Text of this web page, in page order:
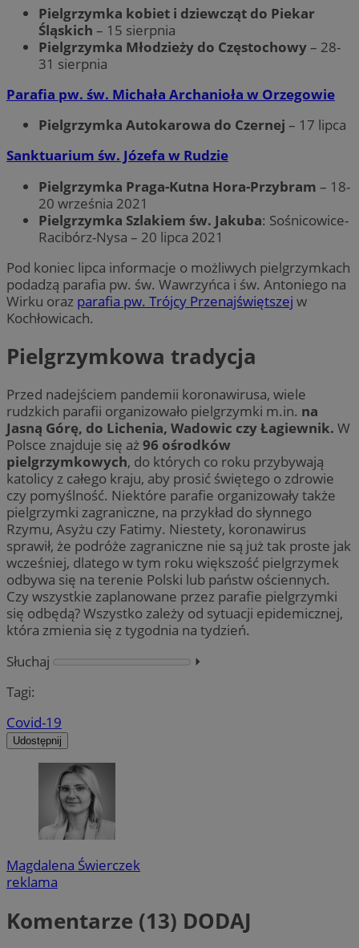
Pielgrzymka kobiet i dziewcząt do Piekar
Śląskich – 15 sierpnia
Pielgrzymka Młodzieży do Częstochowy– 28-
31 sierpnia
Parafia pw. św. Michała Archanioła w Orzegowie
Pielgrzymka Autokarowa do Czernej – 17 lipca
Sanktuarium św. Józefa w Rudzie
Pielgrzymka Praga-Kutna Hora-Przybram – 18-
20 września 2021
Pielgrzymka Szlakiem św. Jakuba: Sośnicowice-
Racibórz-Nysa – 20 lipca 2021
Pod koniec lipca informacje o możliwych pielgrzymkach
podadzą parafia pw. św. Wawrzyńca i św. Antoniego na
Wirku oraz parafia pw. Trójcy Przenajświętszej w
Kochłowicach.
Pielgrzymkowa tradycja
Przed nadejściem pandemii koronawirusa, wiele
rudzkich parafii organizowało pielgrzymki m.in. na
Jasną Górę, do Lichenia, Wadowic czy Łagiewnik. W
Polsce znajduje się aż96 ośrodków
pielgrzymkowych, do których co roku przybywają
katolicy z całego kraju, aby prosić świętego o zdrowie
czy pomyślność. Niektóre parafie organizowały także
pielgrzymki zagraniczne, na przykład do słynnego
Rzymu, Asyżu czy Fatimy. Niestety, koronawirus
sprawił, że podróże zagraniczne nie są już tak proste jak
wcześniej, dlatego w tym roku większość pielgrzymek
odbywa się na terenie Polski lub państw ościennych.
Czy wszystkie zaplanowane przez parafie pielgrzymki
się odbędą? Wszystko zależy od sytuacji epidemicznej,
która zmienia się z tygodnia na tydzień.
Słuchaj
⏵︎
Tagi:
Covid-19
Udostępnij
Magdalena Świerczek
reklama
Komentarze (13) DODAJ